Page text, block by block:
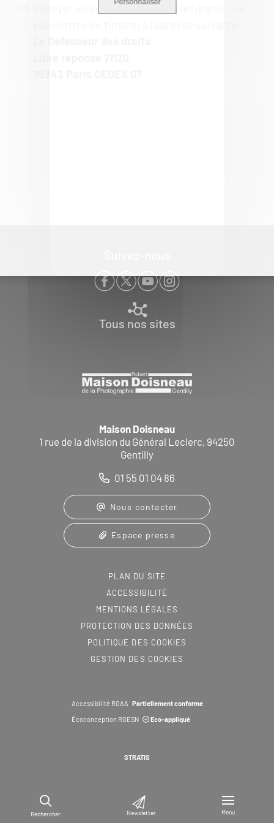
Rechercher Newsletter Menu
Envoyer un courrier par la poste (gratuit, ne
Tous nos sites
Maison Doisneau
1 rue de la division du Général Leclerc, 94250
Gentilly
01 55 01 04 86
Nous contacter
Espace presse
PLAN DU SITE
ACCESSIBILITÉ
MENTIONS LÉGALES
PROTECTION DES DONNÉES
POLITIQUE DES COOKIES
GESTION DES COOKIES
Accessibilité RGAA Partiellement conforme
Écoconception RGESN
Eco-appliqué
STRATIS